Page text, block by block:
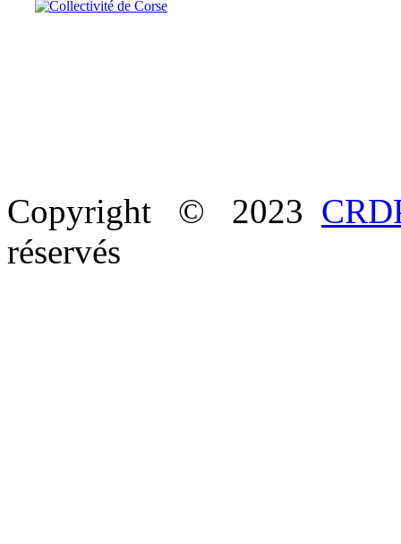
Copyright © 2023
réservés